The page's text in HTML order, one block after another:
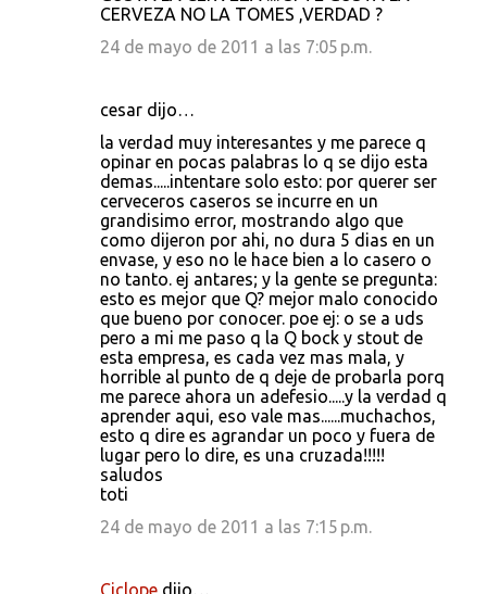
CERVEZA NO LA TOMES ,VERDAD ?
24 de mayo de 2011 a las 7:05 p.m.
cesar dijo…
la verdad muy interesantes y me parece q
opinar en pocas palabras lo q se dijo esta
demas.....intentare solo esto: por querer ser
cerveceros caseros se incurre en un
grandisimo error, mostrando algo que
como dijeron por ahi, no dura 5 dias en un
envase, y eso no le hace bien a lo casero o
no tanto. ej antares; y la gente se pregunta:
esto es mejor que Q? mejor malo conocido
que bueno por conocer. poe ej: o se a uds
pero a mi me paso q la Q bock y stout de
esta empresa, es cada vez mas mala, y
horrible al punto de q deje de probarla porq
me parece ahora un adefesio.....y la verdad q
aprender aqui, eso vale mas......muchachos,
esto q dire es agrandar un poco y fuera de
lugar pero lo dire, es una cruzada!!!!!
saludos
toti
24 de mayo de 2011 a las 7:15 p.m.
Ciclope dijo…